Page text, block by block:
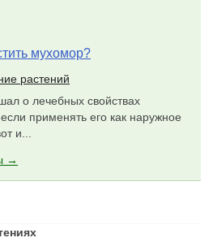
мухомор?
растений
о лечебных свойствах
применять его как наружное
и...
→